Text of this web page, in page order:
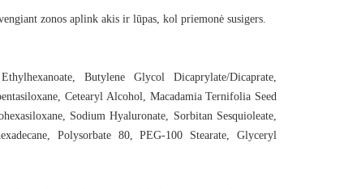
zonos aplink akis ir lūpas, kol priemonė susigers.
Butylene Glycol Dicaprylate/Dicaprate,
Cetearyl Alcohol, Macadamia Ternifolia Seed
Sodium Hyaluronate, Sorbitan Sesquioleate,
Polysorbate 80, PEG-100 Stearate, Glyceryl